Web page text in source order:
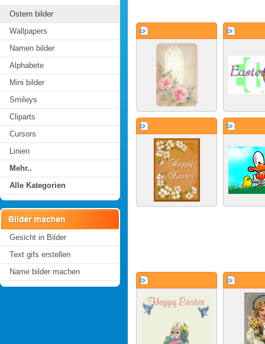
Ostern bilder
Wallpapers
Namen bilder
Alphabete
Mini bilder
Smileys
Cliparts
Cursors
Linien
Mehr..
Alle Kategorien
Gesicht in Bilder
Text gifs erstellen
Name bilder machen